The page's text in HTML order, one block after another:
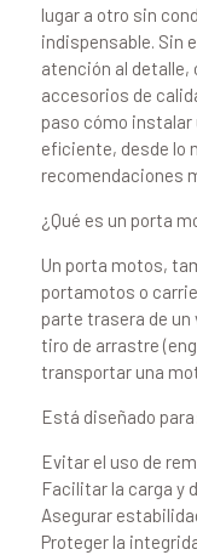
lugar a otro sin
indispensable. Sin
atención al detalle,
accesorios de
paso cómo
eficiente, desde lo
recomendaciones
¿Qué es un porta
Un porta motos,
portamotos o
parte trasera de
tiro de arrastre
transportar una
Está diseñado
Evitar el uso de
Facilitar la carga y
Asegurar
Proteger la